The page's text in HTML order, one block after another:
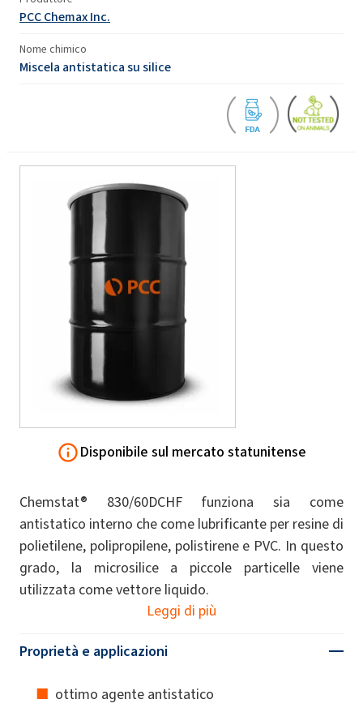
PCC Chemax Inc.
Nome chimico
Miscela antistatica su silice
Disponibile sul mercato statunitense
Chemstat® 830/60DCHF funziona sia come
antistatico interno che come lubrificante per resine di
polietilene, polipropilene, polistirene e PVC. In questo
grado, la microsilice a piccole particelle viene
utilizzata come vettore liquido.
Leggi di più
Proprietà e applicazioni
ottimo agente antistatico